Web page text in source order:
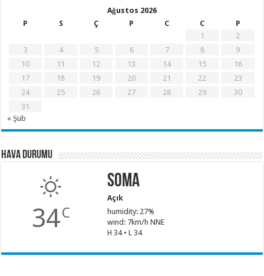
Ağustos 2026
P
S Ç P C C
P
1
2
3
4 5 6 7 8
9
10
11 12 13 14 15
16
17
18 19 20 21 22
23
24
25 26 27 28 29
30
31
« Şub
Hava Durumu
34C
Soma
Açık
humidity: 27%
wind: 7km/h NNE
H 34 • L 34